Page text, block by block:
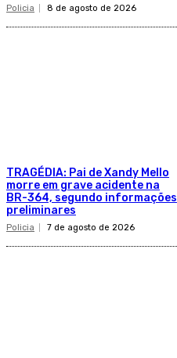
Policia 8 de agosto de 2026
TRAGÉDIA: Pai de Xandy Mello
morre em grave acidente na
BR-364, segundo informações
preliminares
Policia 7 de agosto de 2026